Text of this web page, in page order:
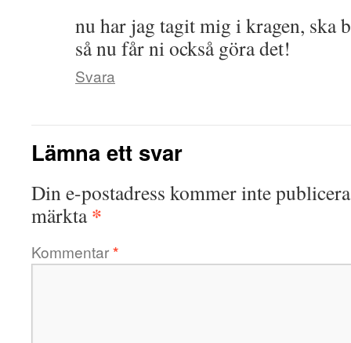
nu har jag tagit mig i kragen, ska
så nu får ni också göra det!
Svara
Lämna ett svar
Din e-postadress kommer inte
märkta*
Kommentar*